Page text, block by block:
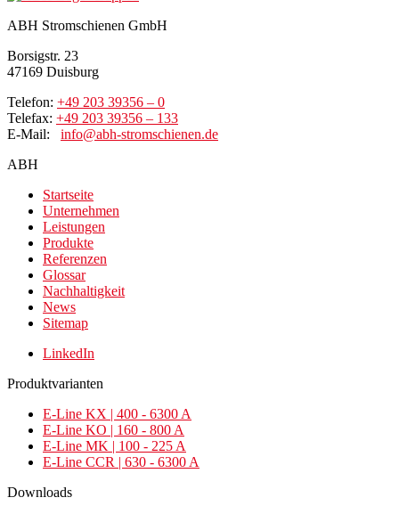
ABH Stromschienen GmbH
Borsigstr. 23
47169 Duisburg
Telefon: +49 203 39356 – 0
Telefax: +49 203 39356 – 133
E-Mail: info@abh-stromschienen.de
ABH
Startseite
Unternehmen
Leistungen
Produkte
Referenzen
Glossar
Nachhaltigkeit
News
Sitemap
LinkedIn
Produktvarianten
E-Line KX | 400 - 6300 A
E-Line KO | 160 - 800 A
E-Line MK | 100 - 225 A
E-Line CCR | 630 - 6300 A
Downloads